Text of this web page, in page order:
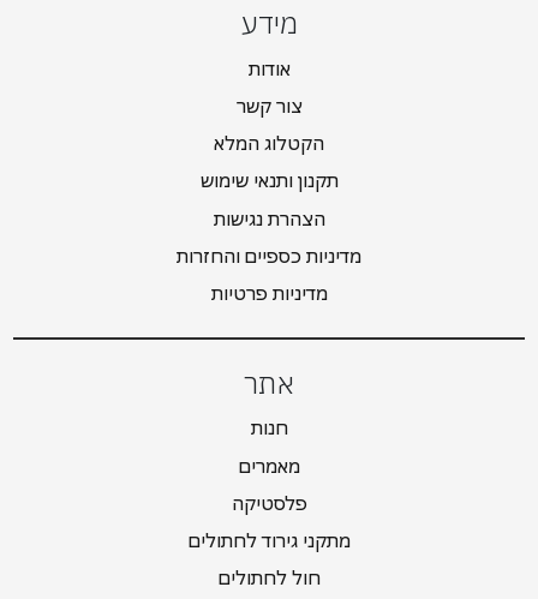
מידע
אודות
צור קשר
הקטלוג המלא
תקנון ותנאי שימוש
הצהרת נגישות
מדיניות כספיים והחזרות
מדיניות פרטיות
אתר
חנות
מאמרים
פלסטיקה
מתקני גירוד לחתולים
חול לחתולים